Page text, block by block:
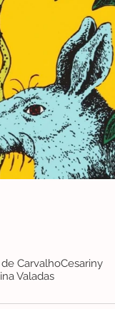
de CarvalhoCesariny
Valadas